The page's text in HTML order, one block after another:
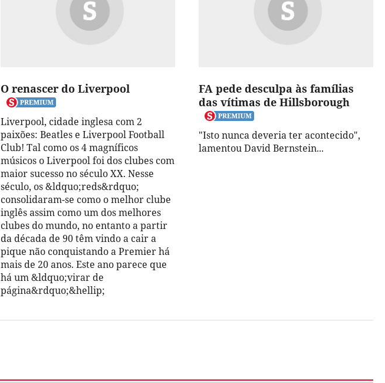
O renascer do Liverpool
Liverpool, cidade inglesa com 2
paixões: Beatles e Liverpool Football
Club! Tal como os 4 magníficos
músicos o Liverpool foi dos clubes com
maior sucesso no século XX. Nesse
século, os &ldquo;reds&rdquo;
consolidaram-se como o melhor clube
inglês assim como um dos melhores
clubes do mundo, no entanto a partir
da década de 90 têm vindo a cair a
pique não conquistando a Premier há
mais de 20 anos. Este ano parece que
há um &ldquo;virar de
página&rdquo;&hellip;
FA pede desculpa às famílias
das vítimas de Hillsborough
"Isto nunca deveria ter acontecido",
lamentou David Bernstein...